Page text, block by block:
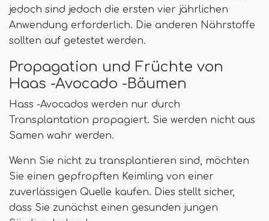
jedoch sind jedoch die ersten vier jährlichen
Anwendung erforderlich. Die anderen Nährstoffe
sollten auf getestet werden.
Propagation und Früchte von
Haas -Avocado -Bäumen
Hass -Avocados werden nur durch
Transplantation propagiert. Sie werden nicht aus
Samen wahr werden.
Wenn Sie nicht zu transplantieren sind, möchten
Sie einen gepfropften Keimling von einer
zuverlässigen Quelle kaufen. Dies stellt sicher,
dass Sie zunächst einen gesunden jungen